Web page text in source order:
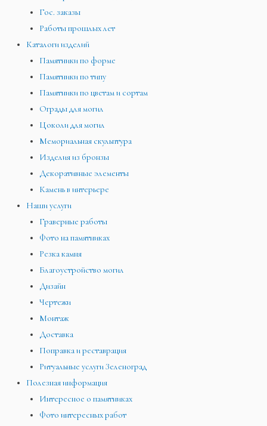
Гос. заказы
Работы прошлых лет
Каталоги изделий
Памятники по форме
Памятники по типу
Памятники по цветам и сортам
Ограды для могил
Цоколи для могил
Мемориальная скульптура
Изделия из бронзы
Декоративные элементы
Камень в интерьере
Наши услуги
Граверные работы
Фото на памятниках
Резка камня
Благоустройство могил
Дизайн
Чертежи
Монтаж
Доставка
Поправка и реставрация
Ритуальные услуги Зеленоград
Полезная информация
Интересное о памятниках
Фото интересных работ